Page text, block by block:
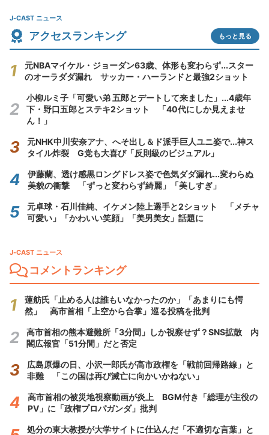
J-CAST ニュース
アクセスランキング もっと見る
元NBAマイケル・ジョーダン63歳、体形も変わらず...スター
のオーラダダ漏れ サッカー・ハーランドと最強2ショット
小柳ルミ子「可愛い弟 五郎とデートして来ました」...4歳年
下・野口五郎とステキ2ショット 「40代にしか見えませ
ん！」
元NHK中川安奈アナ、へそ出し＆ド派手巨人ユニ姿で...神ス
タイル炸裂 G党も大喜び「反則級のビジュアル」
伊藤蘭、透け感黒ロングドレス姿で色気ダダ漏れ...変わらぬ
美貌の衝撃 「ずっと変わらず綺麗」「美しすぎ」
元卓球・石川佳純、イケメン陸上選手と2ショット 「メチャ
可愛い」「かわいい笑顔」「美男美女」話題に
J-CAST ニュース
コメントランキング
蓮舫氏「止める人は誰もいなかったのか」「あまりにも愕
然」 高市首相「上空から合掌」巡る投稿を批判
高市首相の熊本避難所「3分間」しか視察せず？SNS拡散 内
閣広報官「51分間」だと否定
広島原爆の日、小沢一郎氏が高市政権を「戦前回帰路線」と
非難 「この国は再び滅亡に向かいかねない」
高市首相の被災地視察動画が炎上 BGM付き「総理が主役の
PV」に「政権プロパガンダ」批判
処分の東大教授が大学サイトに仕込んだ「不適切な言葉」と